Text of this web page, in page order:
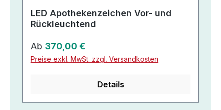
LED Apothekenzeichen Vor- und
Rückleuchtend
Regulärer Preis:
Ab 370,00 €
Preise exkl. MwSt. zzgl. Versandkosten
Details